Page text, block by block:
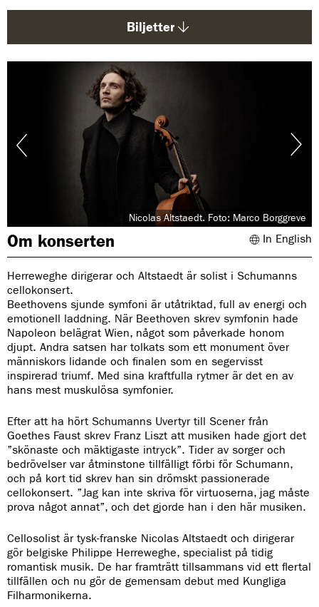
d
Biljetter
Nicolas Altstaedt. Foto: Marco Borggreve
Om konserten In English
Herreweghe dirigerar och Altstaedt är solist i Schumanns
cellokonsert.
Beethovens sjunde symfoni är utåtriktad, full av energi och
emotionell laddning. När Beethoven skrev symfonin hade
Napoleon belägrat Wien, något som påverkade honom
djupt. Andra satsen har tolkats som ett monument över
människors lidande och finalen som en segervisst
inspirerad triumf. Med sina kraftfulla rytmer är det en av
hans mest muskulösa symfonier.
Efter att ha hört Schumanns Uvertyr till Scener från
Goethes Faust skrev Franz Liszt att musiken hade gjort det
”skönaste och mäktigaste intryck”. Tider av sorger och
bedrövelser var åtminstone tillfälligt förbi för Schumann,
och på kort tid skrev han sin drömskt passionerade
cellokonsert. ”Jag kan inte skriva för virtuoserna, jag måste
prova något annat”, och det gjorde han i den här musiken.
Cellosolist är tysk-franske Nicolas Altstaedt och dirigerar
gör belgiske Philippe Herreweghe, specialist på tidig
romantisk musik. De har framträtt tillsammans vid ett flertal
tillfällen och nu gör de gemensam debut med Kungliga
Filharmonikerna.